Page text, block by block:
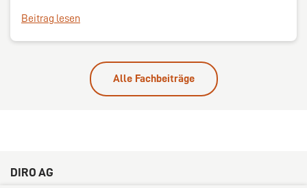
Beitrag lesen
Alle Fachbeiträge
DIRO AG